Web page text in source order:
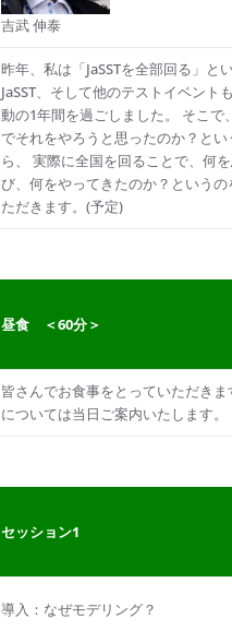
吉武 伸泰
昨年、私は「JaSSTを全部回る」と
JaSST、そして他のテストイベント
動の1年間を過ごしました。 そこで
でそれをやろうと思ったのか？と
ら、 実際に全国を回ることで、何
び、何をやってきたのか？という
ただきます。(予定)
昼食 ＜60分＞
皆さんでお食事をとっていただき
については当日ご案内いたします。
セッション1
導入：なぜモデリング？